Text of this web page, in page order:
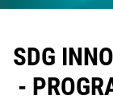
SDG
-